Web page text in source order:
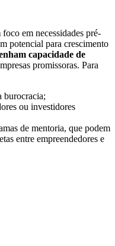
em necessidades pré-
potencial para crescimento
capacidade de
promissoras. Para
burocracia;
ou investidores
de mentoria, que podem
entre empreendedores e